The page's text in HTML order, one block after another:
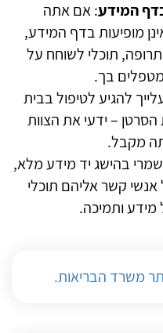
המידע: אם אתה
מופיעות בדף המידע,
תוכלי לשוחח על
בך.
להגיע לטיפול בבית
– ידעי את הצוות
מקבל.
בהישג יד מידע מלא,
קשר אליהם תוכלי
ותמיכה.
משרד הבריאות.